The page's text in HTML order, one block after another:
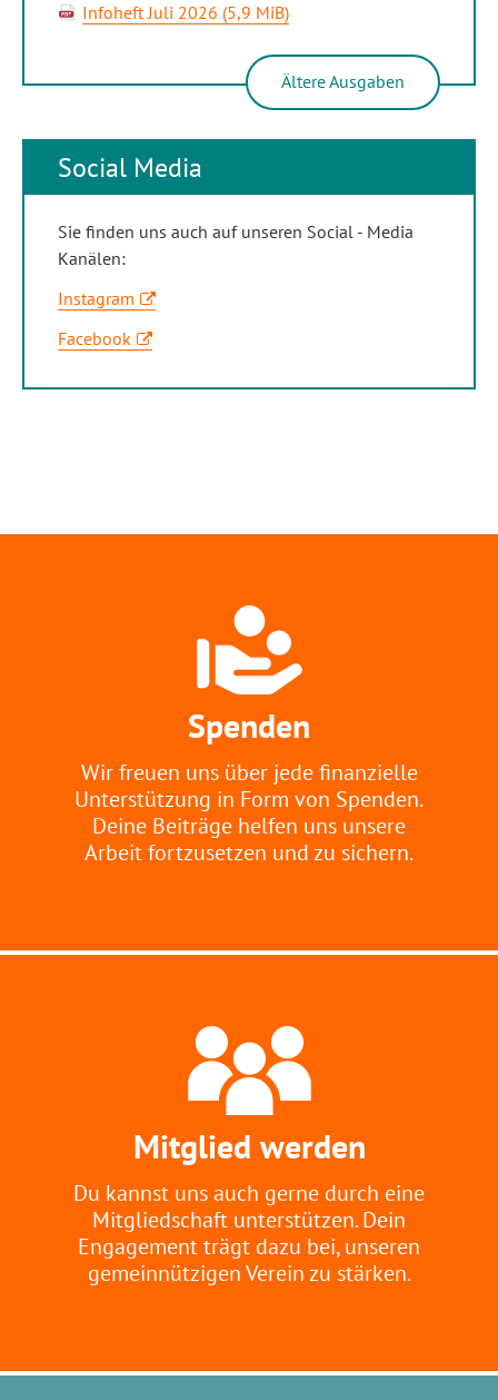
Infoheft Juli 2026 (5,9 MiB)
Ältere Ausgaben
Social Media
Sie finden uns auch auf unseren Social - Media
Kanälen:
Instagram
Facebook
Spenden
Wir freuen uns über jede finanzielle
Unterstützung in Form von Spenden.
Deine Beiträge helfen uns unsere
Arbeit fortzusetzen und zu sichern.
Mitglied werden
Du kannst uns auch gerne durch eine
Mitgliedschaft unterstützen. Dein
Engagement trägt dazu bei, unseren
gemeinnützigen Verein zu stärken.